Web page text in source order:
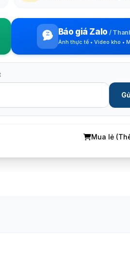
Báo giá Zalo/
Ảnh thực tế • Video kho •
Mua lẻ